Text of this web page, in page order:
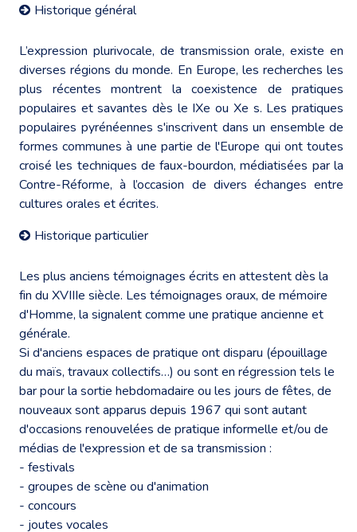
Historique général
L’expression plurivocale, de transmission orale, existe en
diverses régions du monde. En Europe, les recherches les
plus récentes montrent la coexistence de pratiques
populaires et savantes dès le IXe ou Xe s. Les pratiques
populaires pyrénéennes s'inscrivent dans un ensemble de
formes communes à une partie de l'Europe qui ont toutes
croisé les techniques de faux-bourdon, médiatisées par la
Contre-Réforme, à l’occasion de divers échanges entre
cultures orales et écrites.
Historique particulier
Les plus anciens témoignages écrits en attestent dès la
fin du XVIIIe siècle. Les témoignages oraux, de mémoire
d'Homme, la signalent comme une pratique ancienne et
générale.
Si d'anciens espaces de pratique ont disparu (épouillage
du maïs, travaux collectifs…) ou sont en régression tels le
bar pour la sortie hebdomadaire ou les jours de fêtes, de
nouveaux sont apparus depuis 1967 qui sont autant
d'occasions renouvelées de pratique informelle et/ou de
médias de l'expression et de sa transmission :
- festivals
- groupes de scène ou d'animation
- concours
- joutes vocales